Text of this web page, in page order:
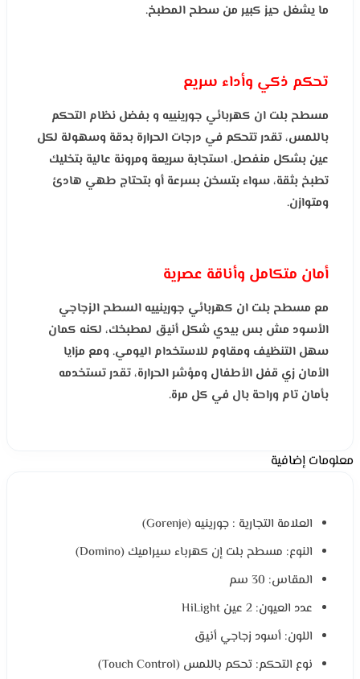
ما يشغل حيز كبير من سطح المطبخ.
تحكم ذكي وأداء سريع
مسطح بلت ان كهربائي جورينييه و بفضل نظام التحكم
باللمس، تقدر تتحكم في درجات الحرارة بدقة وسهولة لكل
عين بشكل منفصل. استجابة سريعة ومرونة عالية بتخليك
تطبخ بثقة، سواء بتسخن بسرعة أو بتحتاج طهي هادئ
ومتوازن.
أمان متكامل وأناقة عصرية
مع مسطح بلت ان كهربائي جورينييه السطح الزجاجي
الأسود مش بس بيدي شكل أنيق لمطبخك، لكنه كمان
سهل التنظيف ومقاوم للاستخدام اليومي. ومع مزايا
الأمان زي قفل الأطفال ومؤشر الحرارة، تقدر تستخدمه
بأمان تام وراحة بال في كل مرة.
معلومات إضافية
العلامة التجارية : جورينيه (Gorenje)
النوع: مسطح بلت إن كهرباء سيراميك (Domino)
المقاس: 30 سم
عدد العيون: 2 عين HiLight
اللون: أسود زجاجي أنيق
نوع التحكم: تحكم باللمس (Touch Control)